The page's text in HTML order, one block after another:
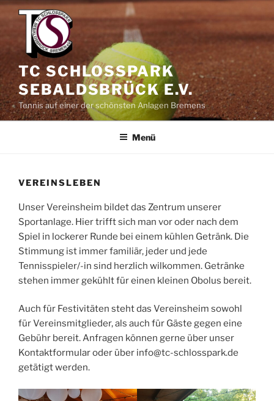
Zum
Inhalt
springen
TC SCHLOSSPARK
SEBALDSBRÜCK E.V.
Tennis auf einer der schönsten Anlagen Bremens
Menü
VEREINSLEBEN
Unser Vereinsheim bildet das Zentrum unserer
Sportanlage. Hier trifft sich man vor oder nach dem
Spiel in lockerer Runde bei einem kühlen Getränk. Die
Stimmung ist immer familiär, jeder und jede
Tennisspieler/-in sind herzlich wilkommen. Getränke
stehen immer gekühlt für einen kleinen Obolus bereit.
Auch für Festivitäten steht das Vereinsheim sowohl
für Vereinsmitglieder, als auch für Gäste gegen eine
Gebühr bereit. Anfragen können gerne über unser
Kontaktformular oder über info@tc-schlosspark.de
getätigt werden.